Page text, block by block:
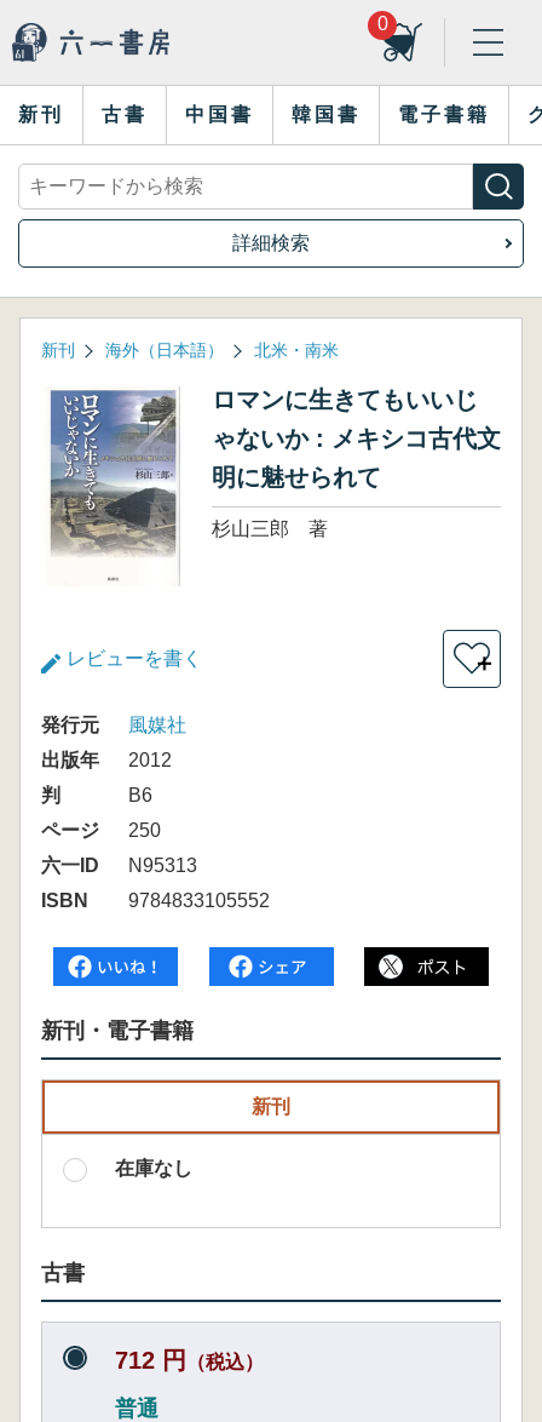
0
新刊 古書 中国書 韓国書 電子書籍
詳細検索
新刊 海外（日本語） 北米・南米
ロマンに生きてもいいじ
ゃないか : メキシコ古代文
明に魅せられて
杉山三郎 著
レビューを書く ＋
発行元
風媒社
出版年
2012
判
B6
ページ
250
六一ID
N95313
ISBN
9784833105552
新刊・電子書籍
新刊
在庫なし
古書
712 円 （税込）
普通